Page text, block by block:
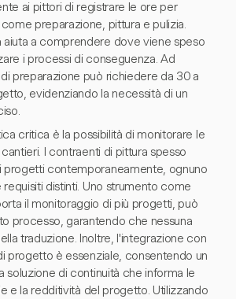
ai pittori di registrare le ore per
preparazione, pittura e pulizia.
aiuta a comprendere dove viene speso
i processi di conseguenza. Ad
preparazione può richiedere da 30 a
evidenziando la necessità di un
critica è la possibilità di monitorare le
I contraenti di pittura spesso
progetti contemporaneamente, ognuno
distinti. Uno strumento come
il monitoraggio di più progetti, può
processo, garantendo che nessuna
traduzione. Inoltre, l'integrazione con
progetto è essenziale, consentendo un
soluzione di continuità che informa le
e la redditività del progetto. Utilizzando